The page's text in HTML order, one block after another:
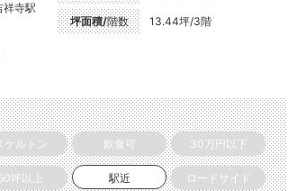
祥寺駅
坪面積/階数 13.44坪/3階
ケルトン 飲食可 30万円以下
坪以上 駅近 ロードサイド